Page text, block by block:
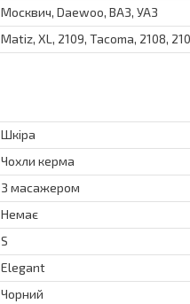
Москвич, Daewoo, ВАЗ, УАЗ
Matiz, XL, 2109, Tacoma, 2108,
Шкіра
Чохли керма
З масажером
Немає
S
Elegant
Чорний